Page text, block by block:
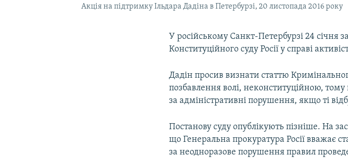
Акція на підтримку Ільдара Дадіна в Петербурзі, 20 листопада 2016 року
У російському Санкт-Петербурзі 24 січня
Конституційного суду Росії у справі
Дадін просив визнати статтю
позбавлення волі, неконституційною,
за адміністративні порушення, якщо ті
Постанову суду опублікують пізніше. На
що Генеральна прокуратура Росії вважає
за неодноразове порушення правил